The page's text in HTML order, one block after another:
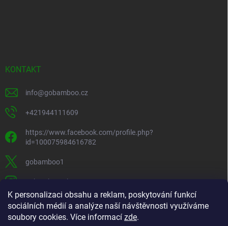
K personalizaci obsahu a reklam, poskytování funkcí
sociálních médií a analýze naší návštěvnosti využíváme
soubory cookies. Více informací zde.
KONTAKT
info@gobamboo.cz
+421944111609
https://www.facebook.com/profile.php?
id=100075984616782
gobamboo1
gobamboo_sk
+421944111609
https://www.youtube.com/@gobamb00